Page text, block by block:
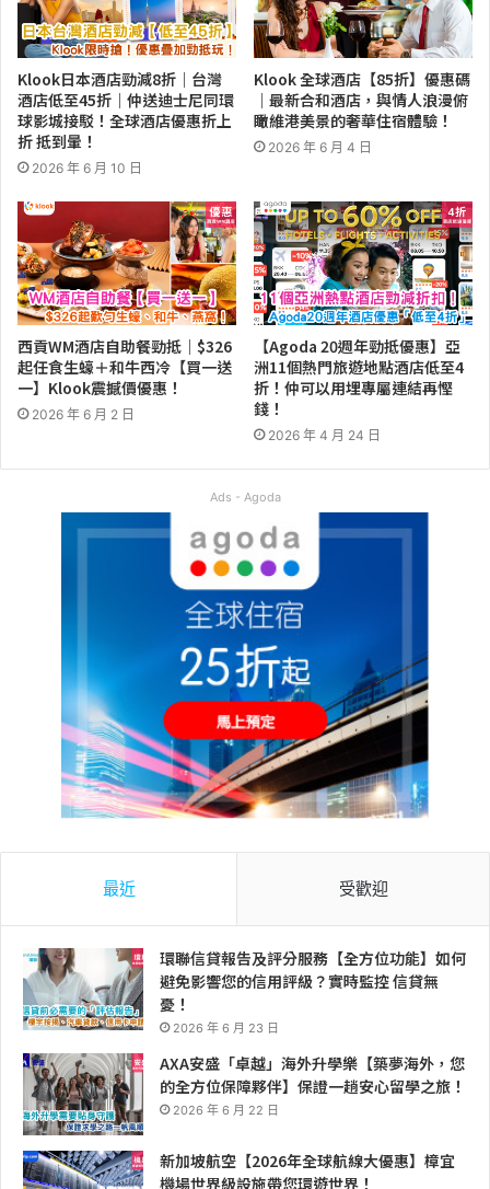
Klook日本酒店勁減8折｜台灣
酒店低至45折｜仲送迪士尼同環
球影城接駁！全球酒店優惠折上
折 抵到暈！
2026 年 6 月 10 日
Klook 全球酒店【85折】優惠碼
｜最新合和酒店，與情人浪漫俯
瞰維港美景的奢華住宿體驗！
2026 年 6 月 4 日
西貢WM酒店自助餐勁抵｜$326
起任食生蠔＋和牛西冷【買一送
一】Klook震撼價優惠！
2026 年 6 月 2 日
【Agoda 20週年勁抵優惠】亞
洲11個熱門旅遊地點酒店低至4
折！仲可以用埋專屬連結再慳
錢！
2026 年 4 月 24 日
Ads - Agoda
最近 受歡迎
環聯信貸報告及評分服務【全方位功能】如何
避免影響您的信用評級？實時監控 信貸無
憂！
2026 年 6 月 23 日
AXA安盛「卓越」海外升學樂【築夢海外，您
的全方位保障夥伴】保證一趟安心留學之旅！
2026 年 6 月 22 日
新加坡航空【2026年全球航線大優惠】樟宜
機場世界級設施帶您環遊世界！